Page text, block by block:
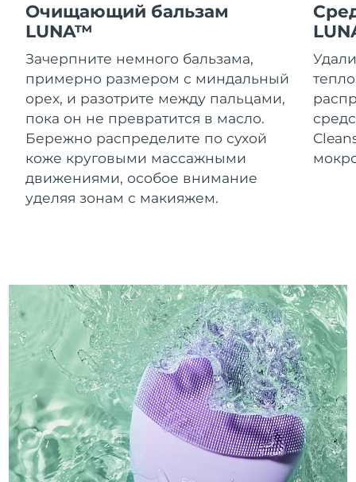
Очищающий бальзам
LUNA™
Зачерпните немного бальзама,
примерно размером с миндальный
орех, и разотрите между пальцами,
пока он не превратится в масло.
Бережно распределите по сухой
коже круговыми массажными
движениями, особое внимание
уделяя зонам с макияжем.